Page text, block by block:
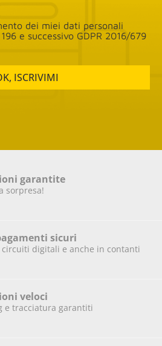
dei miei dati personali
e successivo GDPR 2016/679
ISCRIVIMI
garantite
sorpresa!
sicuri
digitali e anche in contanti
veloci
e tracciatura garantiti